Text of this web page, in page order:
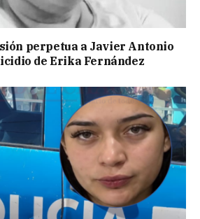
perpetua a Javier Antonio
de Erika Fernández